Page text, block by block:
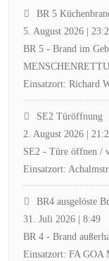
BR 5
5. August 2026
BR 5 - Brand im
Einsatzort: Richard
SE2 Türöffnung
2. August 2026
SE2 - Türe öffnen /
Einsatzort:
BR4 ausgelöste
31. Juli 2026
8:49
BR 4 - Brand
Einsatzort: FA GOA